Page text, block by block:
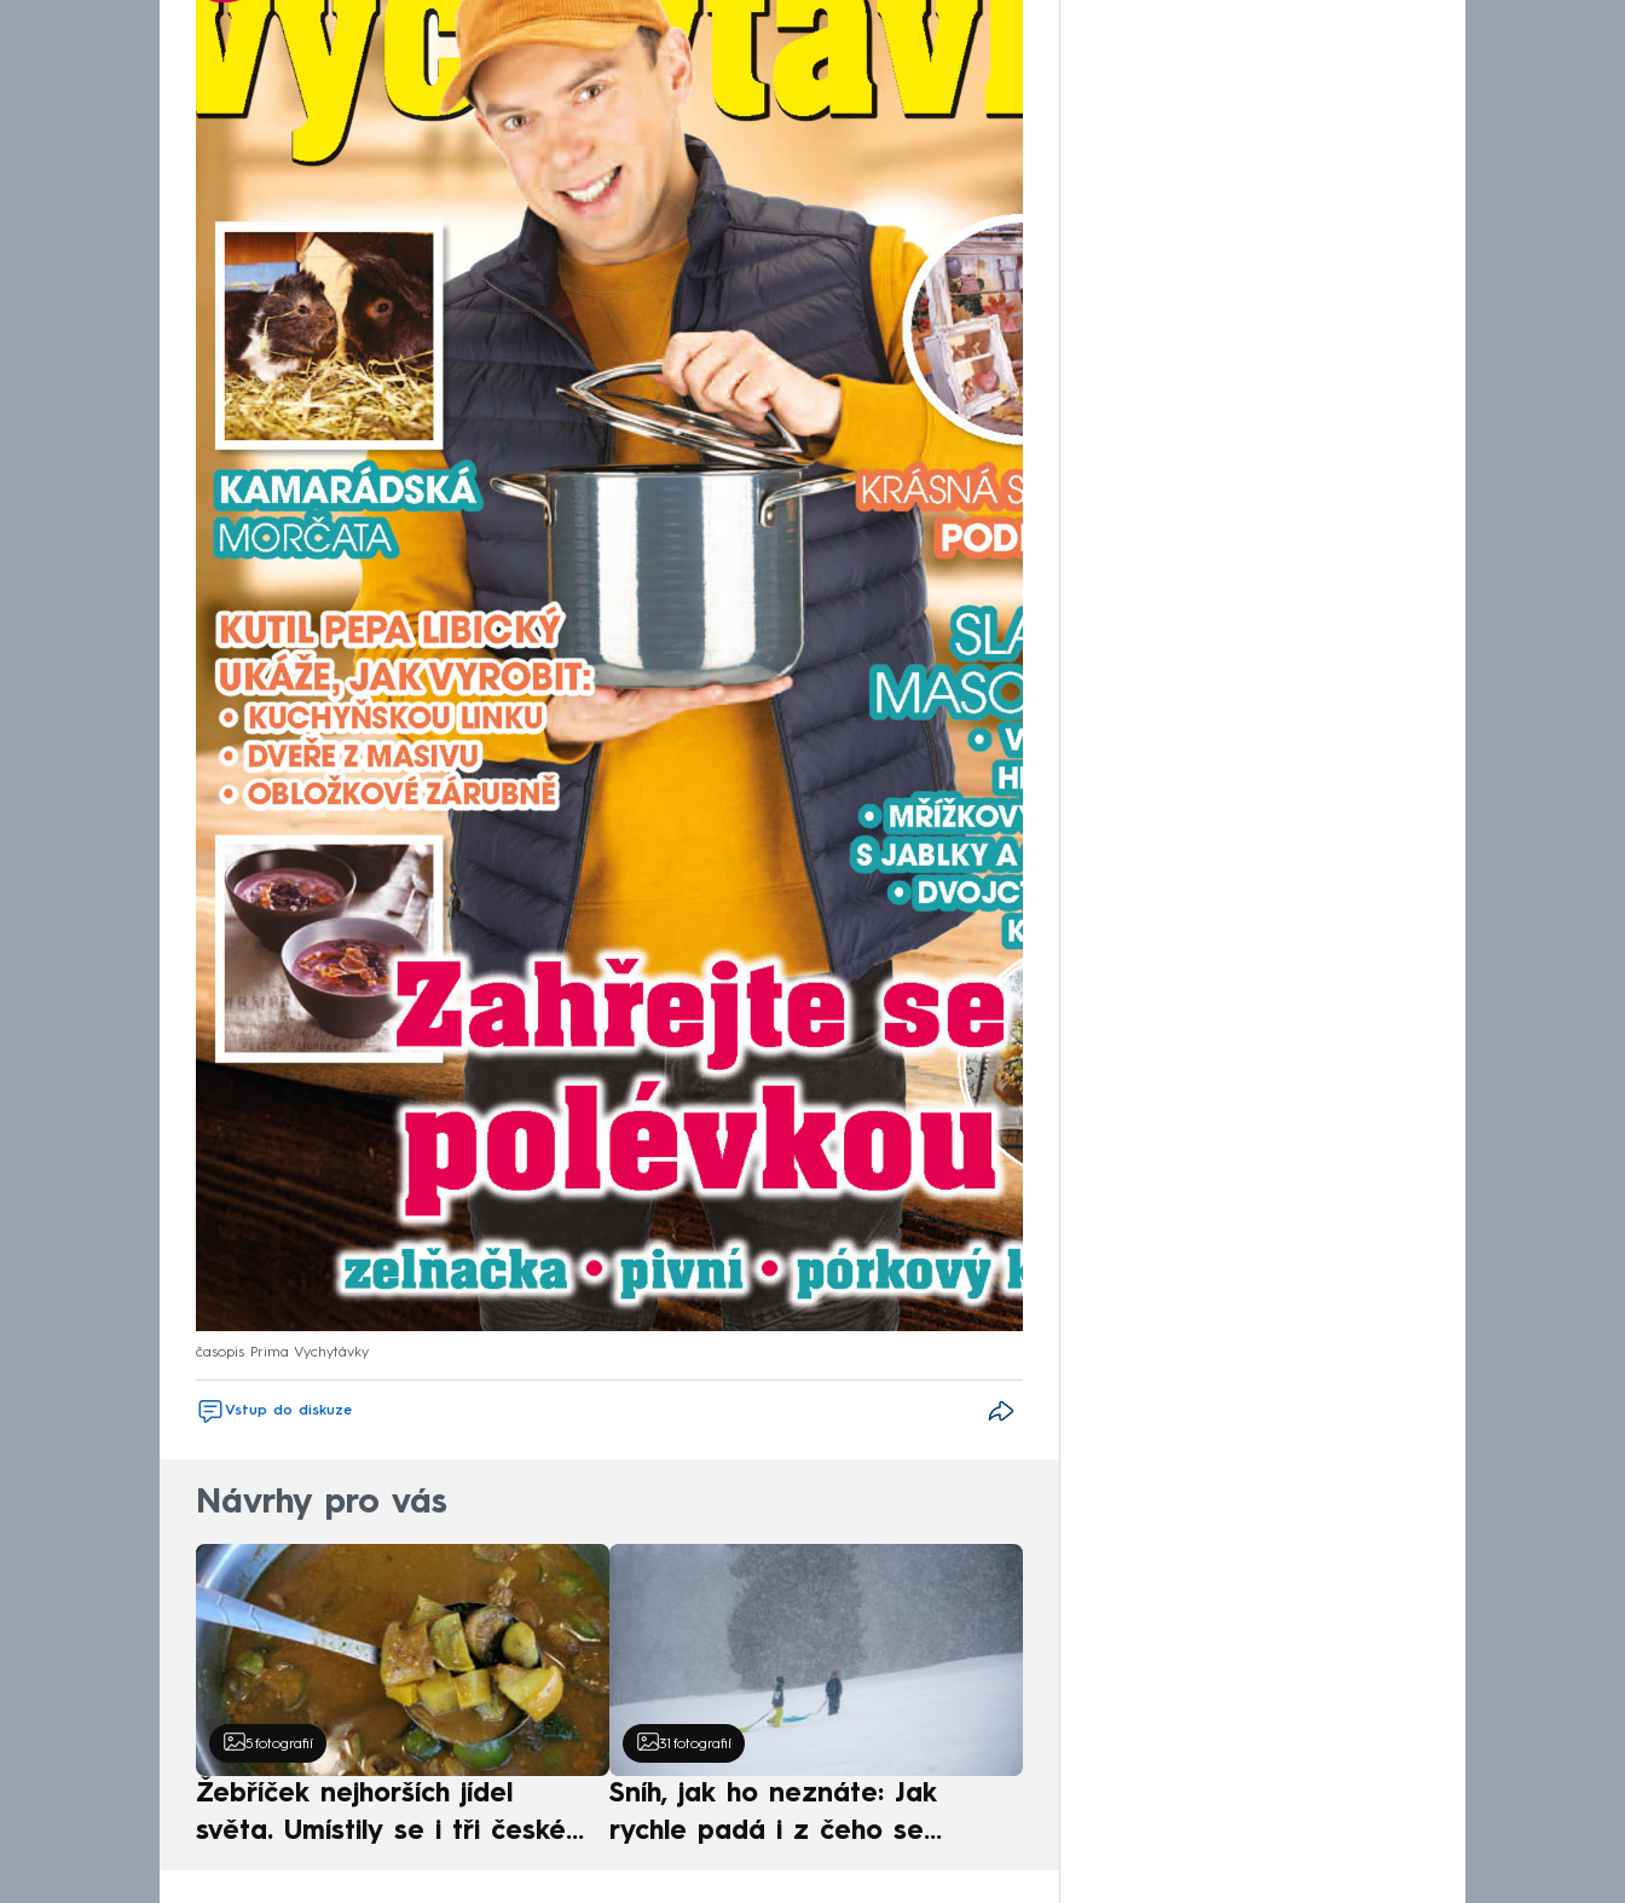
časopis Prima Vychytávky
Vstup do diskuze
Návrhy pro vás
5 fotografií
Žebříček nejhorších jídel
světa. Umístily se i tři české
31 fotografií
Sníh, jak ho neznáte: Jak
rychle padá i z čeho se